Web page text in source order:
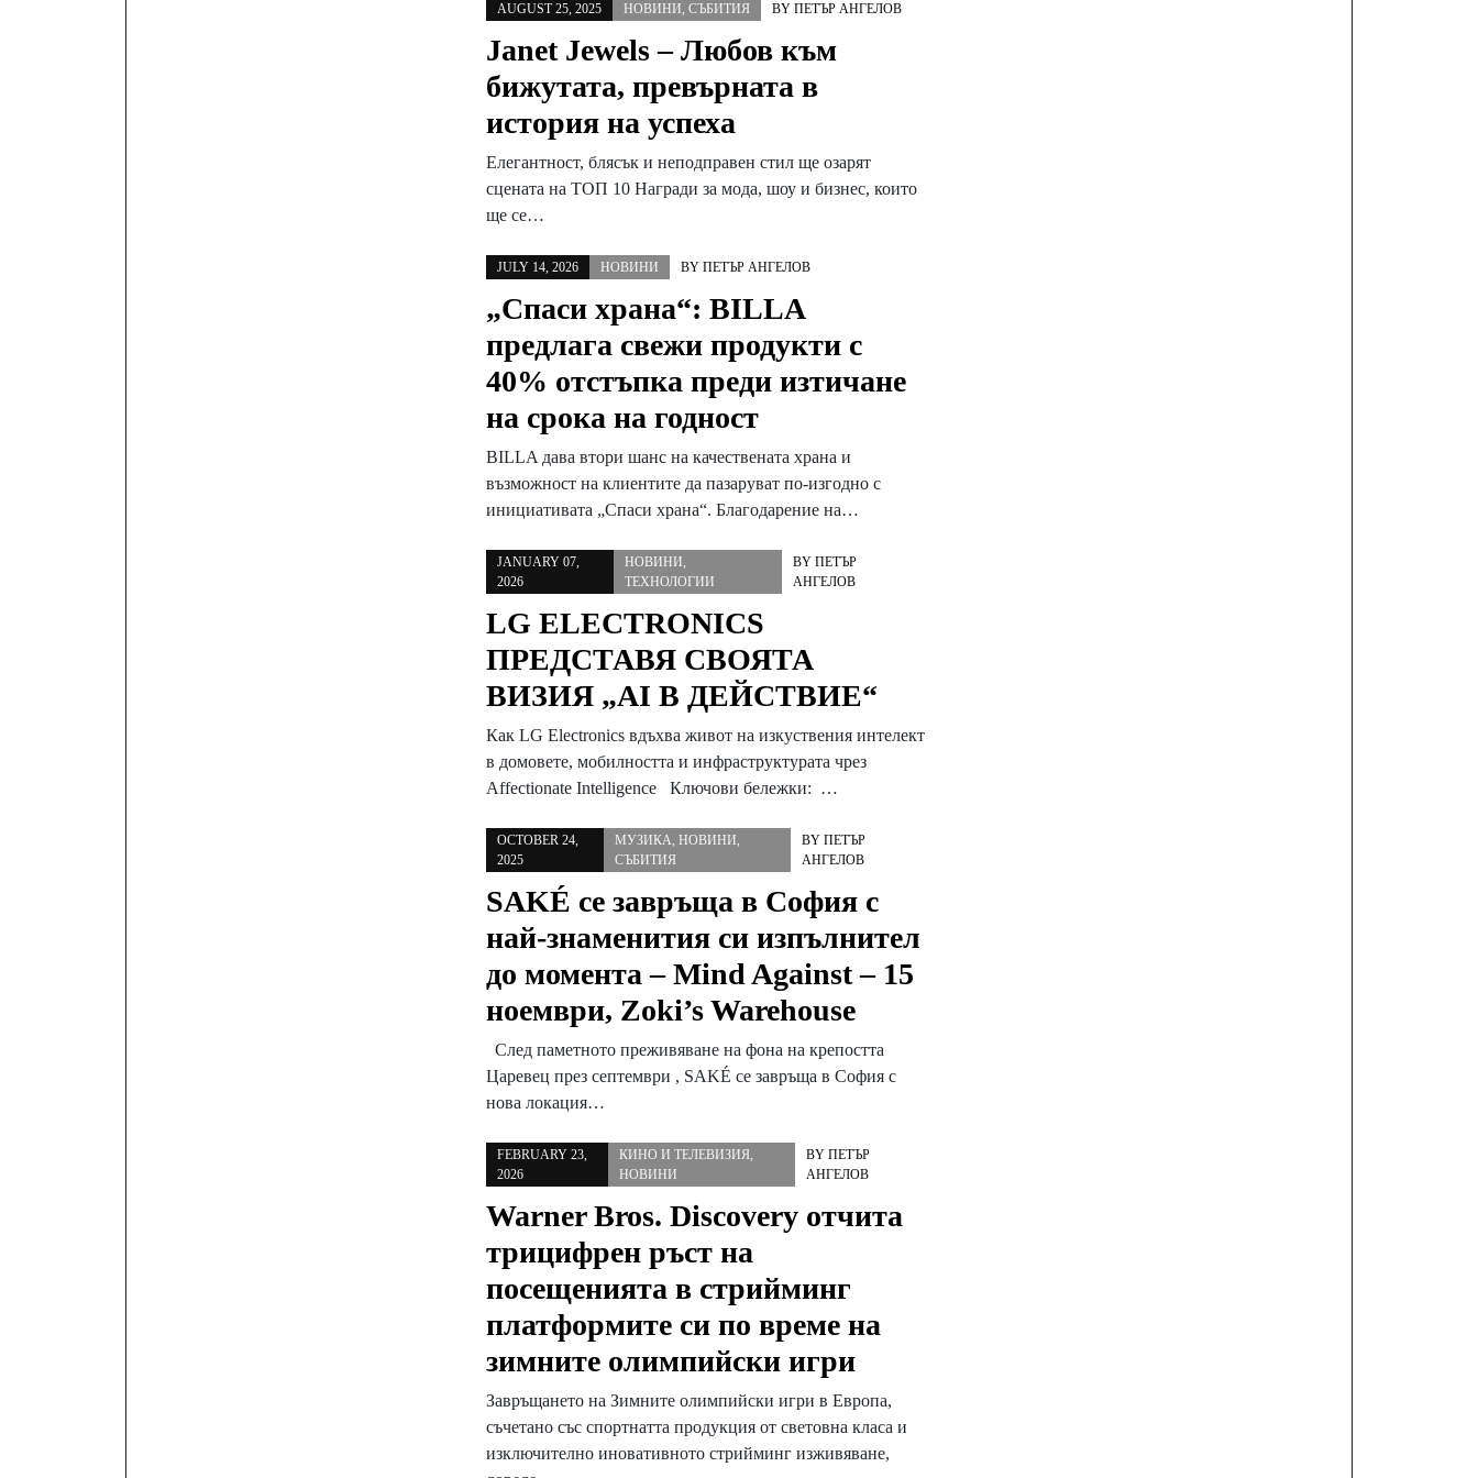
AUGUST 25, 2025 НОВИНИ, СЪБИТИЯ BY ПЕТЪР АНГЕЛОВ
Janet Jewels – Любов към
бижутата, превърната в
история на успеха
Елегантност, блясък и неподправен стил ще озарят
сцената на ТОП 10 Награди за мода, шоу и бизнес, които
ще се…
JULY 14, 2026 НОВИНИ BY ПЕТЪР АНГЕЛОВ
„Спаси храна“: BILLA
предлага свежи продукти с
40% отстъпка преди изтичане
на срока на годност
BILLA дава втори шанс на качествената храна и
възможност на клиентите да пазаруват по-изгодно с
инициативата „Спаси храна“. Благодарение на…
JANUARY 07,
2026
НОВИНИ,
ТЕХНОЛОГИИ
BY ПЕТЪР
АНГЕЛОВ
LG ELECTRONICS
ПРЕДСТАВЯ СВОЯТА
ВИЗИЯ „AI В ДЕЙСТВИЕ“
Как LG Electronics вдъхва живот на изкуствения интелект
в домовете, мобилността и инфраструктурата чрез
Affectionate Intelligence Ключови бележки: …
OCTOBER 24,
2025
МУЗИКА,НОВИНИ,
СЪБИТИЯ
BYПЕТЪР
АНГЕЛОВ
SAKÉ се завръща в София с
най-знаменития си изпълнител
до момента – Mind Against – 15
ноември, Zoki’s Warehouse
След паметното преживяване на фона на крепостта
Царевец през септември , SAKÉ се завръща в София с
нова локация…
FEBRUARY 23,
2026
КИНО И ТЕЛЕВИЗИЯ,
НОВИНИ
BY ПЕТЪР
АНГЕЛОВ
Warner Bros. Discovery отчита
трицифрен ръст на
посещенията в стрийминг
платформите си по време на
зимните олимпийски игри
Завръщането на Зимните олимпийски игри в Европа,
съчетано със спортнатта продукция от световна класа и
изключително иновативното стрийминг изживяване,